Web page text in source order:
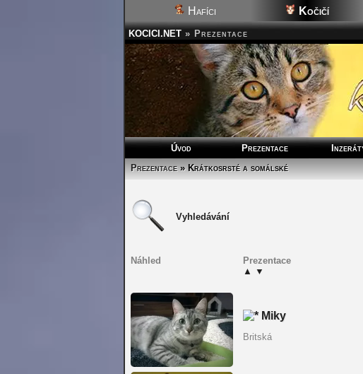
Hafíci Kočičí
KOCICI.NET » Prezentace
Úvod Prezentace
Prezentace» Krátkosrsté a somálské
Vyhledávání
Náhled
Prezentace
▲ ▼
Miky
Britská